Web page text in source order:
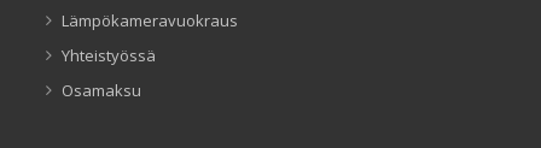
Lämpökameravuokraus
Yhteistyössä
Osamaksu